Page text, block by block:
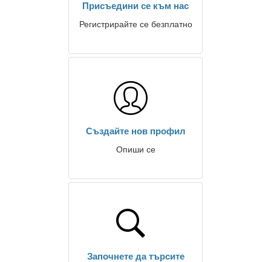
Присъедини се към нас
Регистрирайте се безплатно
Създайте нов профил
Опиши се
Започнете да търсите